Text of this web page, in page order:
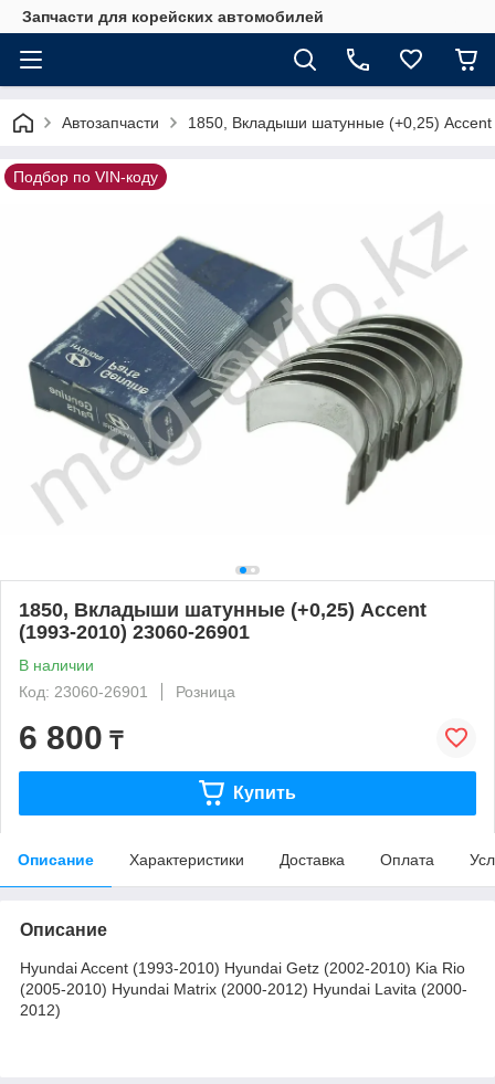
Запчасти для корейских автомобилей
Автозапчасти 1850, Вкладыши шатунные (+0,25)
Подбор по VIN-коду
1850, Вкладыши шатунные (+0,25) Accent
(1993-2010) 23060-26901
В наличии
Код: 23060-26901
Розница
6 800 ₸
Купить
Описание Характеристики Доставка Оплата
Описание
Hyundai Accent (1993-2010) Hyundai Getz (2002-2010) Kia Rio
(2005-2010) Hyundai Matrix (2000-2012) Hyundai Lavita (2000-
2012)